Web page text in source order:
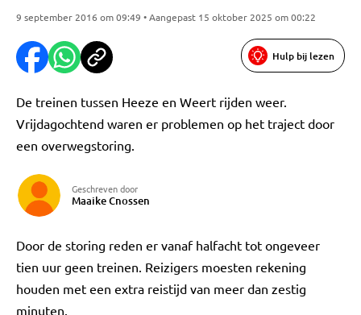
9 september 2016 om 09:49 • Aangepast 15 oktober 2025 om 00:22
Hulp bij lezen
De treinen tussen Heeze en Weert rijden weer.
Vrijdagochtend waren er problemen op het traject door
een overwegstoring.
Geschreven door
Maaike Cnossen
Door de storing reden er vanaf halfacht tot ongeveer
tien uur geen treinen. Reizigers moesten rekening
houden met een extra reistijd van meer dan zestig
minuten.